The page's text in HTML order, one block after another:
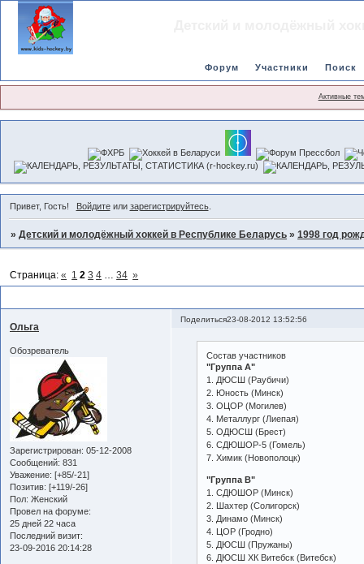
Форум Участники Поиск
Активные
Привет, Гость! Войдитеили зарегистрируйтесь.
»Детский и молодёжный хоккей в Республике Беларусь »1998 год
Страница:« 1 2 3 4 … 34 »
Поделиться23-08-2012 13:52:56
Ольга
Обозреватель
Зарегистрирован: 05-12-2008
Сообщений: 831
Уважение: [+85/-21]
Позитив: [+119/-26]
Пол: Женский
Провел на форуме:
25 дней 22 часа
Последний визит:
23-09-2016 20:14:28
Состав участников
"Группа А"
1. ДЮСШ (Раубичи)
2. Юность (Минск)
3. ОЦОР (Могилев)
4. Металлург (Лиепая)
5. ОДЮСШ (Брест)
6. СДЮШОР-5 (Гомель)
7. Химик (Новополоцк)
"Группа B"
1. СДЮШОР (Минск)
2. Шахтер (Солигорск)
3. Динамо (Минск)
4. ЦОР (Гродно)
5. ДЮСШ (Пружаны)
6. ДЮСШ ХК Витебск (Витебск)